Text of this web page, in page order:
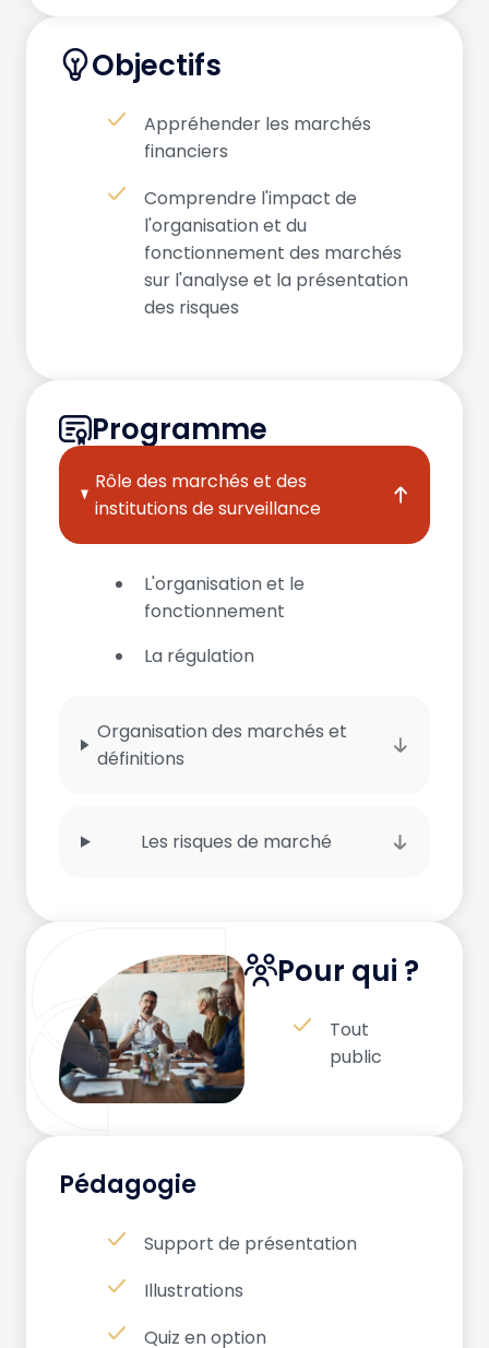
Objectifs
Appréhender les marchés
financiers
Comprendre l'impact de
l'organisation et du
fonctionnement des marchés
sur l'analyse et la présentation
des risques
Programme
Rôle des marchés et des
institutions de surveillance
L'organisation et le
fonctionnement
La régulation
Organisation des marchés et
définitions
Les risques de marché
Pour qui ?
Tout
public
Pédagogie
Support de présentation
Illustrations
Quiz en option